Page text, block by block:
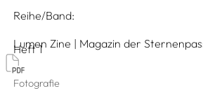
Reihe/Band
Lumen Zine | Magazin der
Heft 1
Fotografie